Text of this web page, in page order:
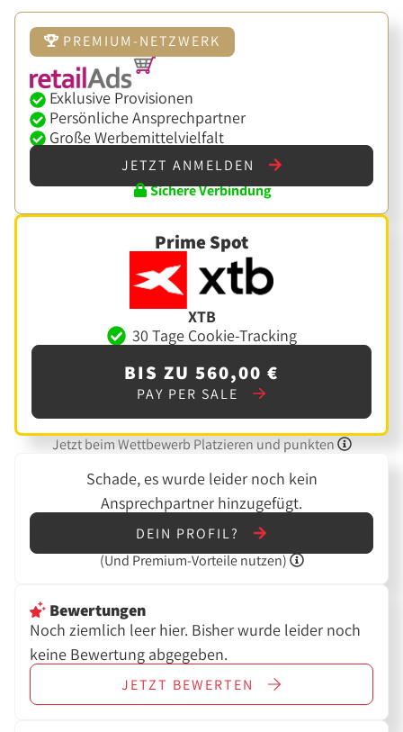
PREMIUM-NETZWERK
Exklusive Provisionen
Persönliche Ansprechpartner
Große Werbemittelvielfalt
JETZT ANMELDEN
Sichere Verbindung
Prime Spot
XTB
30 Tage Cookie-Tracking
BIS ZU 560,00 €
PAY PER SALE
Jetzt beim Wettbewerb Platzieren und punkten
Schade, es wurde leider noch kein
Ansprechpartner hinzugefügt.
DEIN PROFIL?
(Und Premium-Vorteile nutzen)
Bewertungen
Noch ziemlich leer hier. Bisher wurde leider noch
keine Bewertung abgegeben.
JETZT BEWERTEN